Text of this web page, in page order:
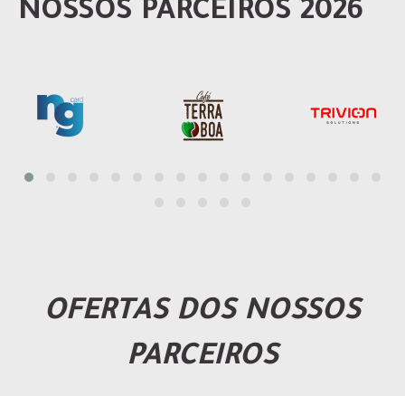
NOSSOS PARCEIROS 2026
OFERTAS DOS NOSSOS
PARCEIROS